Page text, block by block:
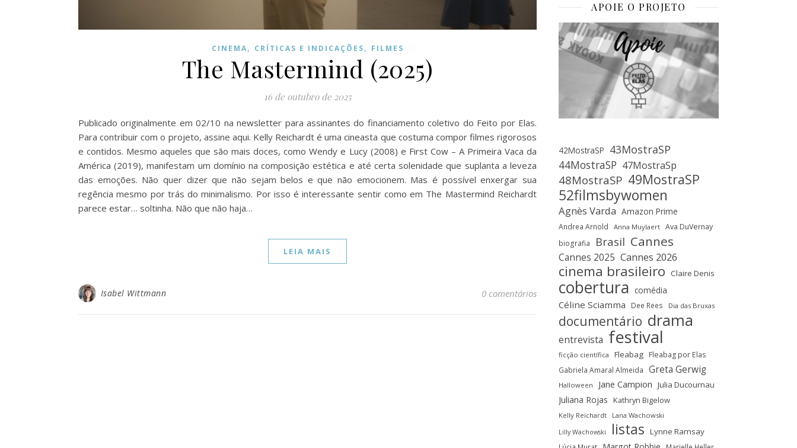
CINEMA, CRÍTICAS E INDICAÇÕES, FILMES
The Mastermind (2025)
16 de outubro de 2025
Publicado originalmente em 02/10 na newsletter para assinantes do financiamento coletivo do Feito por Elas.
Para contribuir com o projeto, assine aqui. Kelly Reichardt é uma cineasta que costuma compor filmes rigorosos
e contidos. Mesmo aqueles que são mais doces, como Wendy e Lucy (2008) e First Cow – A Primeira Vaca da
América (2019), manifestam um domínio na composição estética e até certa solenidade que suplanta a leveza
das emoções. Não quer dizer que não sejam belos e que não emocionem. Mas é possível enxergar sua
regência mesmo por trás do minimalismo. Por isso é interessante sentir como em The Mastermind Reichardt
parece estar… soltinha. Não que não haja…
LEIA MAIS
Isabel Wittmann 0 comentários
APOIE O PROJETO
42MostraSP 43MostraSP
44MostraSP 47MostraSp
48MostraSP 49MostraSP
52filmsbywomen
Agnès Varda Amazon Prime
Andrea Arnold Anna Muylaert Ava DuVernay
biografia Brasil Cannes
Cannes 2025 Cannes 2026
cinema brasileiro Claire Denis
cobertura comédia
Céline Sciamma Dee Rees Dia das Bruxas
documentário drama
entrevista festival
ficção científica Fleabag Fleabag por Elas
Gabriela Amaral Almeida Greta Gerwig
Halloween Jane Campion Julia Ducournau
Juliana Rojas Kathryn Bigelow
Kelly Reichardt Lana Wachowski
Lilly Wachowski listas Lynne Ramsay